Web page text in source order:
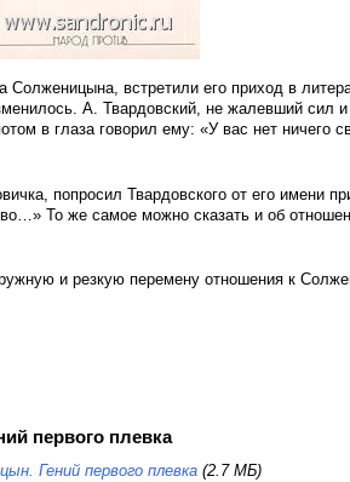
встретили его приход в
А. Твардовский, не жалевший сил и
в глаза говорил ему: «У вас нет ничего
попросил Твардовского от его имени
То же самое можно сказать и об
и резкую перемену отношения к
первого плевка
Гений первого плевка (2.7 МБ)